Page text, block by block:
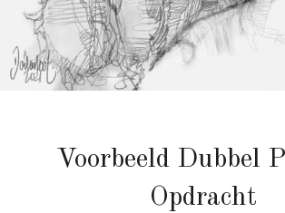
Voorbeeld Dubbel
Opdracht